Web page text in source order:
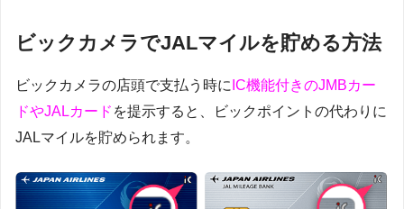
ビックカメラでJALマイルを貯める方法
ビックカメラの店頭で支払う時に IC機能付きのJMBカー
ドやJALカード を提示すると、ビックポイントの代わりに
JALマイルを貯められます。